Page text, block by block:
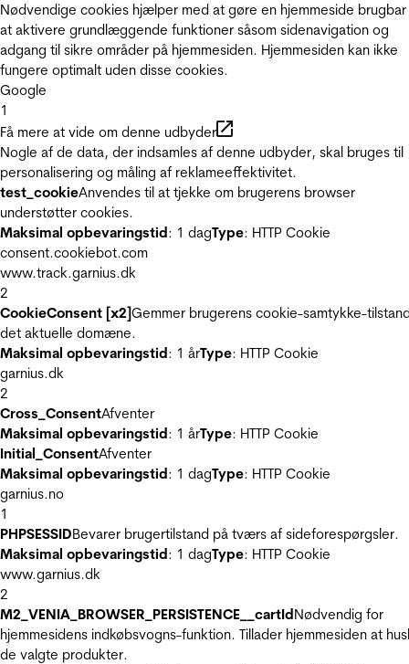
Nødvendige cookies hjælper med at gøre en hjemmeside
at aktivere grundlæggende funktioner såsom sidenavigation og
adgang til sikre områder på hjemmesiden. Hjemmesiden kan ikke
fungere optimalt uden disse cookies.
Google
1
Få mere at vide om denne udbyder
Nogle af de data, der indsamles af denne udbyder, skal bruges til
personalisering og måling af reklameeffektivitet.
test_cookieAnvendes til at tjekke om brugerens browser
understøtter cookies.
Maksimal opbevaringstid: 1 dagType: HTTP Cookie
consent.cookiebot.com
www.track.garnius.dk
2
CookieConsent [x2]Gemmer brugerens cookie-samtykke-
det aktuelle domæne.
Maksimal opbevaringstid: 1 årType: HTTP Cookie
garnius.dk
2
Cross_ConsentAfventer
Maksimal opbevaringstid: 1 årType: HTTP Cookie
Initial_ConsentAfventer
Maksimal opbevaringstid: 1 dagType: HTTP Cookie
garnius.no
1
PHPSESSIDBevarer brugertilstand på tværs af sideforespørgsler.
Maksimal opbevaringstid: 1 dagType: HTTP Cookie
www.garnius.dk
2
M2_VENIA_BROWSER_PERSISTENCE__cartIdNødvendig for
hjemmesidens indkøbsvogns-funktion. Tillader hjemmesiden at
de valgte produkter.